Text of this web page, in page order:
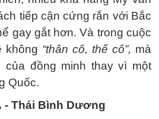
tiếp cận cứng rắn với Bắc
gay gắt hơn. Và trong cuộc
không “thân cô, thế cô”, mà
đồng minh thay vì một
Quốc.
- Thái Bình Dương